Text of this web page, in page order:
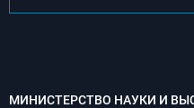
МИНИСТЕРСТВО НАУКИ И